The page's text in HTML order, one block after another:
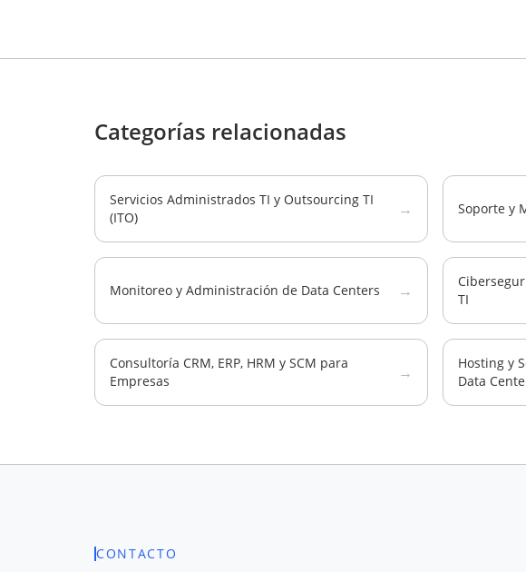
Categorías relacionadas
Servicios Administrados TI y Outsourcing TI
(ITO)
→ Soporte y
Monitoreo y Administración de Data Centers →
TI
Consultoría CRM, ERP, HRM y SCM para
Empresas
→
Hosting y
Data
CONTACTO